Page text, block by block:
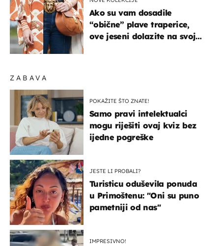
ZABAVA
POKAŽITE ŠTO ZNATE!
Samo pravi intelektualci
mogu riješiti ovaj kviz bez
ijedne pogreške
JESTE LI PROBALI?
Turisticu oduševila ponuda
u Primoštenu: "Oni su puno
pametniji od nas"
IMPRESIVNO!
Ako su vam dosadile
“obične” plave traperice,
ove jeseni dolazite na svoje